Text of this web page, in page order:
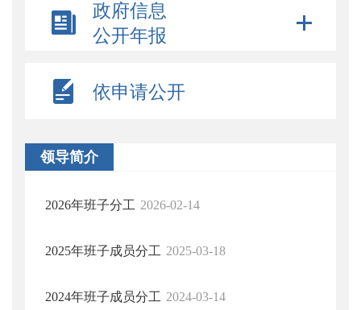
政府信息
公开年报
依申请公开
领导简介
2026年班子分工 2026-02-14
2025年班子成员分工 2025-03-18
2024年班子成员分工 2024-03-14